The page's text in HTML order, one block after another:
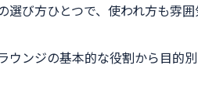
選び方ひとつで、使われ方も雰囲
ウンジの基本的な役割から目的